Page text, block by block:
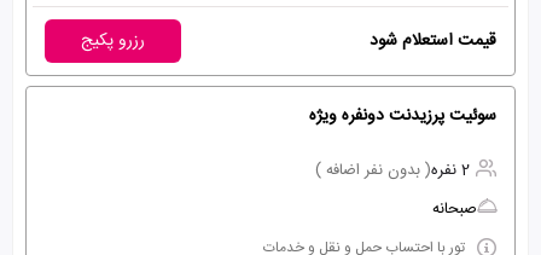
قیمت استعلام شود رزرو پکیج
سوئیت پرزیدنت دونفره ویژه
2 نفره
( بدون نفر اضافه )
صبحانه
تور با احتساب حمل و نقل و خدمات